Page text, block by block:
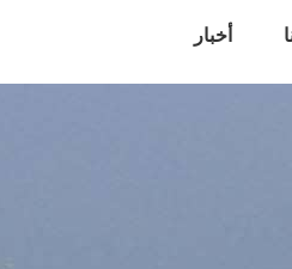
أخبار